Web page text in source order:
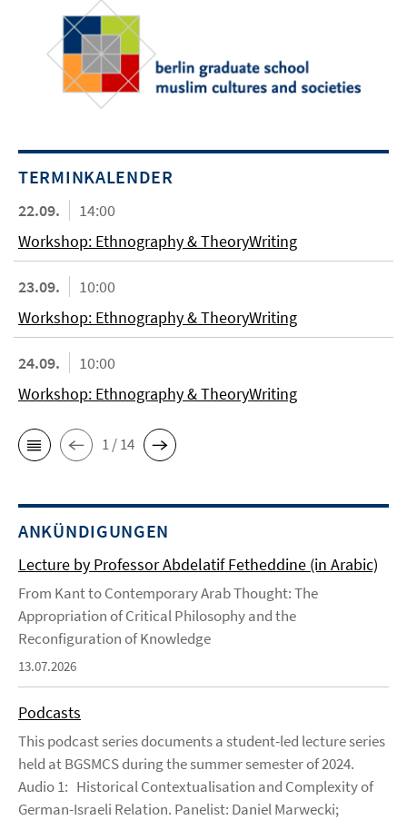
TERMINKALENDER
22.09.
14:00
Workshop: Ethnography & TheoryWriting
23.09.
10:00
Workshop: Ethnography & TheoryWriting
24.09.
10:00
Workshop: Ethnography & TheoryWriting
1 / 14
ANKÜNDIGUNGEN
Lecture by Professor Abdelatif Fetheddine (in Arabic)
From Kant to Contemporary Arab Thought: The
Appropriation of Critical Philosophy and the
Reconfiguration of Knowledge
13.07.2026
Podcasts
This podcast series documents a student-led lecture series
held at BGSMCS during the summer semester of 2024.
Audio 1: Historical Contextualisation and Complexity of
German-Israeli Relation. Panelist: Daniel Marwecki;